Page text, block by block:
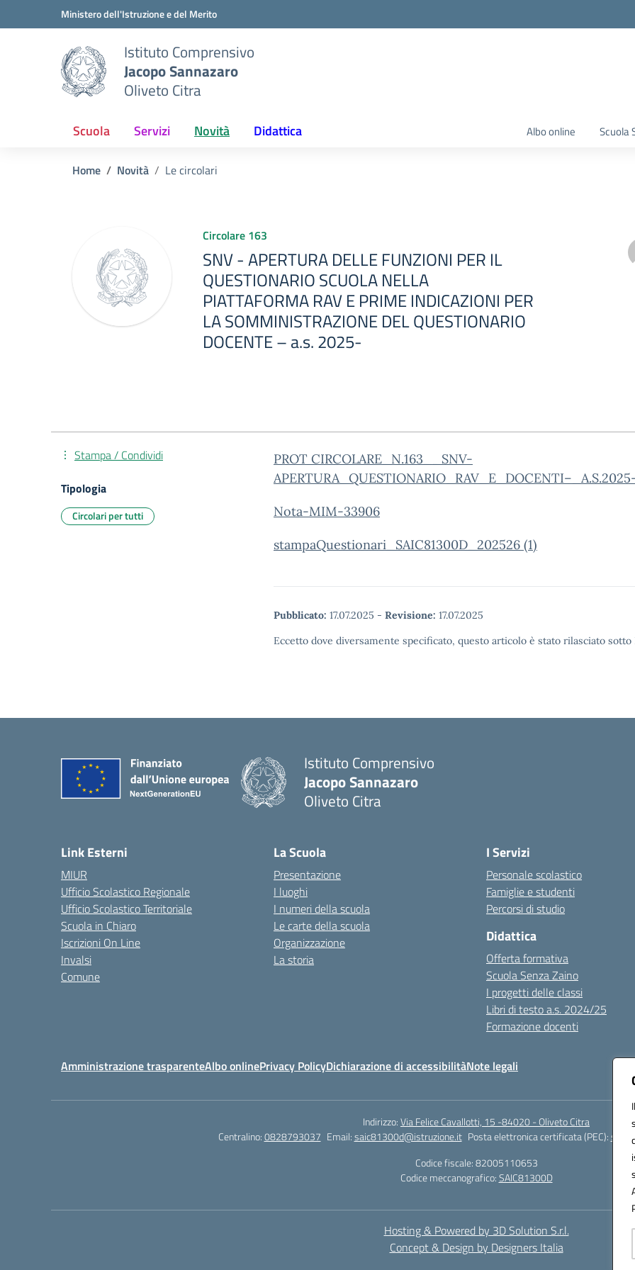
Vai ai contenuti
Vai al menu di navigazioneMinistero dell'Istruzione e del Merito
Istituto Comprensivo
Jacopo Sannazaro
Oliveto Citra
Scuola Servizi Novità Didattica Albo online Scuola
Home Novità Le circolari
Circolare 163
SNV - APERTURA DELLE FUNZIONI PER IL
QUESTIONARIO SCUOLA NELLA
PIATTAFORMA RAV E PRIME INDICAZIONI PER
LA SOMMINISTRAZIONE DEL QUESTIONARIO
DOCENTE – a.s. 2025-
PROT CIRCOLARE_N.163__SNV-
Nota-MIM-33906
stampaQuestionari_SAIC81300D_202526 (1)
Pubblicato: 17.07.2025 - Revisione: 17.07.2025
Eccetto dove diversamente specificato, questo articolo è stato rilasciato
Stampa / Condividi
Tipologia
Circolari per tutti
Istituto Comprensivo
Jacopo Sannazaro
Oliveto Citra
Link Esterni
MIUR
Ufficio Scolastico Regionale
Ufficio Scolastico Territoriale
Scuola in Chiaro
Iscrizioni On Line
Invalsi
Comune
La Scuola
Presentazione
I luoghi
I numeri della scuola
Le carte della scuola
Organizzazione
La storia
I Servizi
Personale scolastico
Famiglie e studenti
Percorsi di studio
Didattica
Offerta formativa
Scuola Senza Zaino
I progetti delle classi
Libri di testo a.s. 2024/25
Formazione docenti
Amministrazione trasparenteAlbo onlinePrivacy PolicyDichiarazione di accessibilitàNote legali
Indirizzo:Via Felice Cavallotti, 15 -84020 - Oliveto Citra
Centralino:0828793037 Email:saic81300d@istruzione.it Posta elettronica certificata (PEC):
Codice fiscale: 82005110653
Codice meccanografico:SAIC81300D
Hosting & Powered by 3D Solution S.r.l.
Concept & Design by Designers Italia